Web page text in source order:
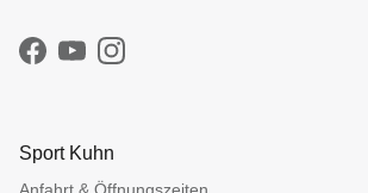
Facebook
YouTubeInstagram
Sport Kuhn